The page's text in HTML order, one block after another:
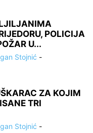
POLICIJA
U...
Stojnić -
ZA KOJIM
TRI
Stojnić -